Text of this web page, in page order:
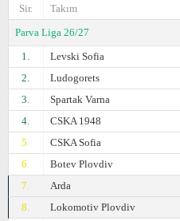
Sir.
Takım
Parva Liga 26/27
1.
Levski Sofia
2.
Ludogorets
3.
Spartak Varna
4.
CSKA 1948
5.
CSKA Sofia
6.
Botev Plovdiv
7.
Arda
8.
Lokomotiv Plovdiv